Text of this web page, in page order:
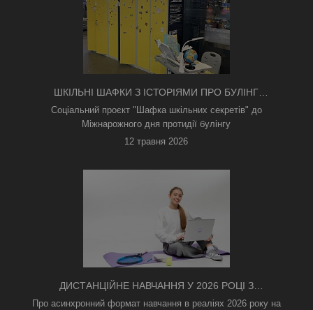
ШКІЛЬНІ ШАФКИ З ІСТОРІЯМИ ПРО БУЛІНГ
З'ЯВИЛИСЯ В КИЄВІ
Соціальний проєкт "Шафка шкільних секретів" до
Міжнарожного дня протидії булінгу
12 травня 2026
ДИСТАНЦІЙНЕ НАВЧАННЯ У 2026 РОЦІ З
ТРИВОГАМИ ТА БЕЗ СВІТЛА: ЯК АСИНХРОННИЙ
Про асинхронний формат навчання в реаліях 2026 року на